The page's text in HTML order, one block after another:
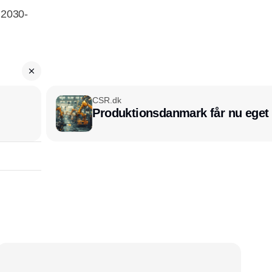
CSR.dk
Produktionsdanmark får nu eget